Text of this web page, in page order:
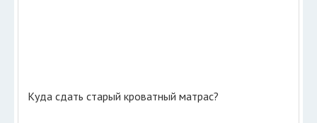
Куда сдать старый кроватный матрас?